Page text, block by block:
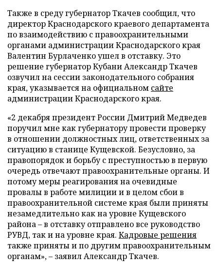
Также в среду губернатор Ткачев сообщил, что
директор Краснодарского краевого департамента
по взаимодействию с правоохранительными
органами администрации Краснодарского края
Валентин Бурлаченко ушел в отставку. Это
решение губернатор Кубани Александр Ткачев
озвучил на сессии законодательного собрания
края, указывается на официальном сайте
администрации Краснодарского края.
«2 декабря президент России Дмитрий Медведев
поручил мне как губернатору провести проверку
в отношении должностных лиц, ответственных за
ситуацию в станице Кущевской. Безусловно, за
правопорядок и борьбу с преступностью в первую
очередь отвечают правоохранительные органы. И
потому меры реагирования на очевидные
провалы в работе милиции и в целом сбои в
правоохранительной системе края были приняты
незамедлительно как на уровне Кущевского
района – в отставку отправлено все руководство
РУВД, так и на уровне края. Кадровые решения
также приняты и по другим правоохранительным
органам»,– заявил Александр Ткачев.